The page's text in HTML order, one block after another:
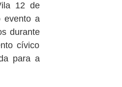
12 de
evento a
durante
cívico
para a